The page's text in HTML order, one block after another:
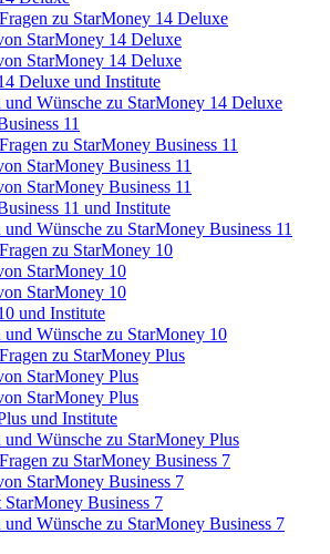
zu StarMoney 14 Deluxe
StarMoney 14 Deluxe
StarMoney 14 Deluxe
Deluxe und Institute
Wünsche zu StarMoney 14 Deluxe
11
zu StarMoney Business 11
StarMoney Business 11
StarMoney Business 11
11 und Institute
Wünsche zu StarMoney Business 11
zu StarMoney 10
StarMoney 10
StarMoney 10
und Institute
Wünsche zu StarMoney 10
zu StarMoney Plus
StarMoney Plus
StarMoney Plus
und Institute
Wünsche zu StarMoney Plus
zu StarMoney Business 7
StarMoney Business 7
Business 7
Wünsche zu StarMoney Business 7